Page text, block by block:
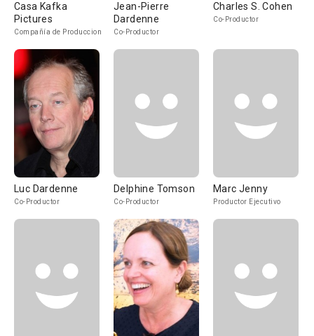
Casa Kafka
Pictures
Compañía de Produccion
Jean-Pierre
Dardenne
Co-Productor
Charles S. Cohen
Co-Productor
Luc Dardenne
Co-Productor
Delphine Tomson
Co-Productor
Marc Jenny
Productor Ejecutivo